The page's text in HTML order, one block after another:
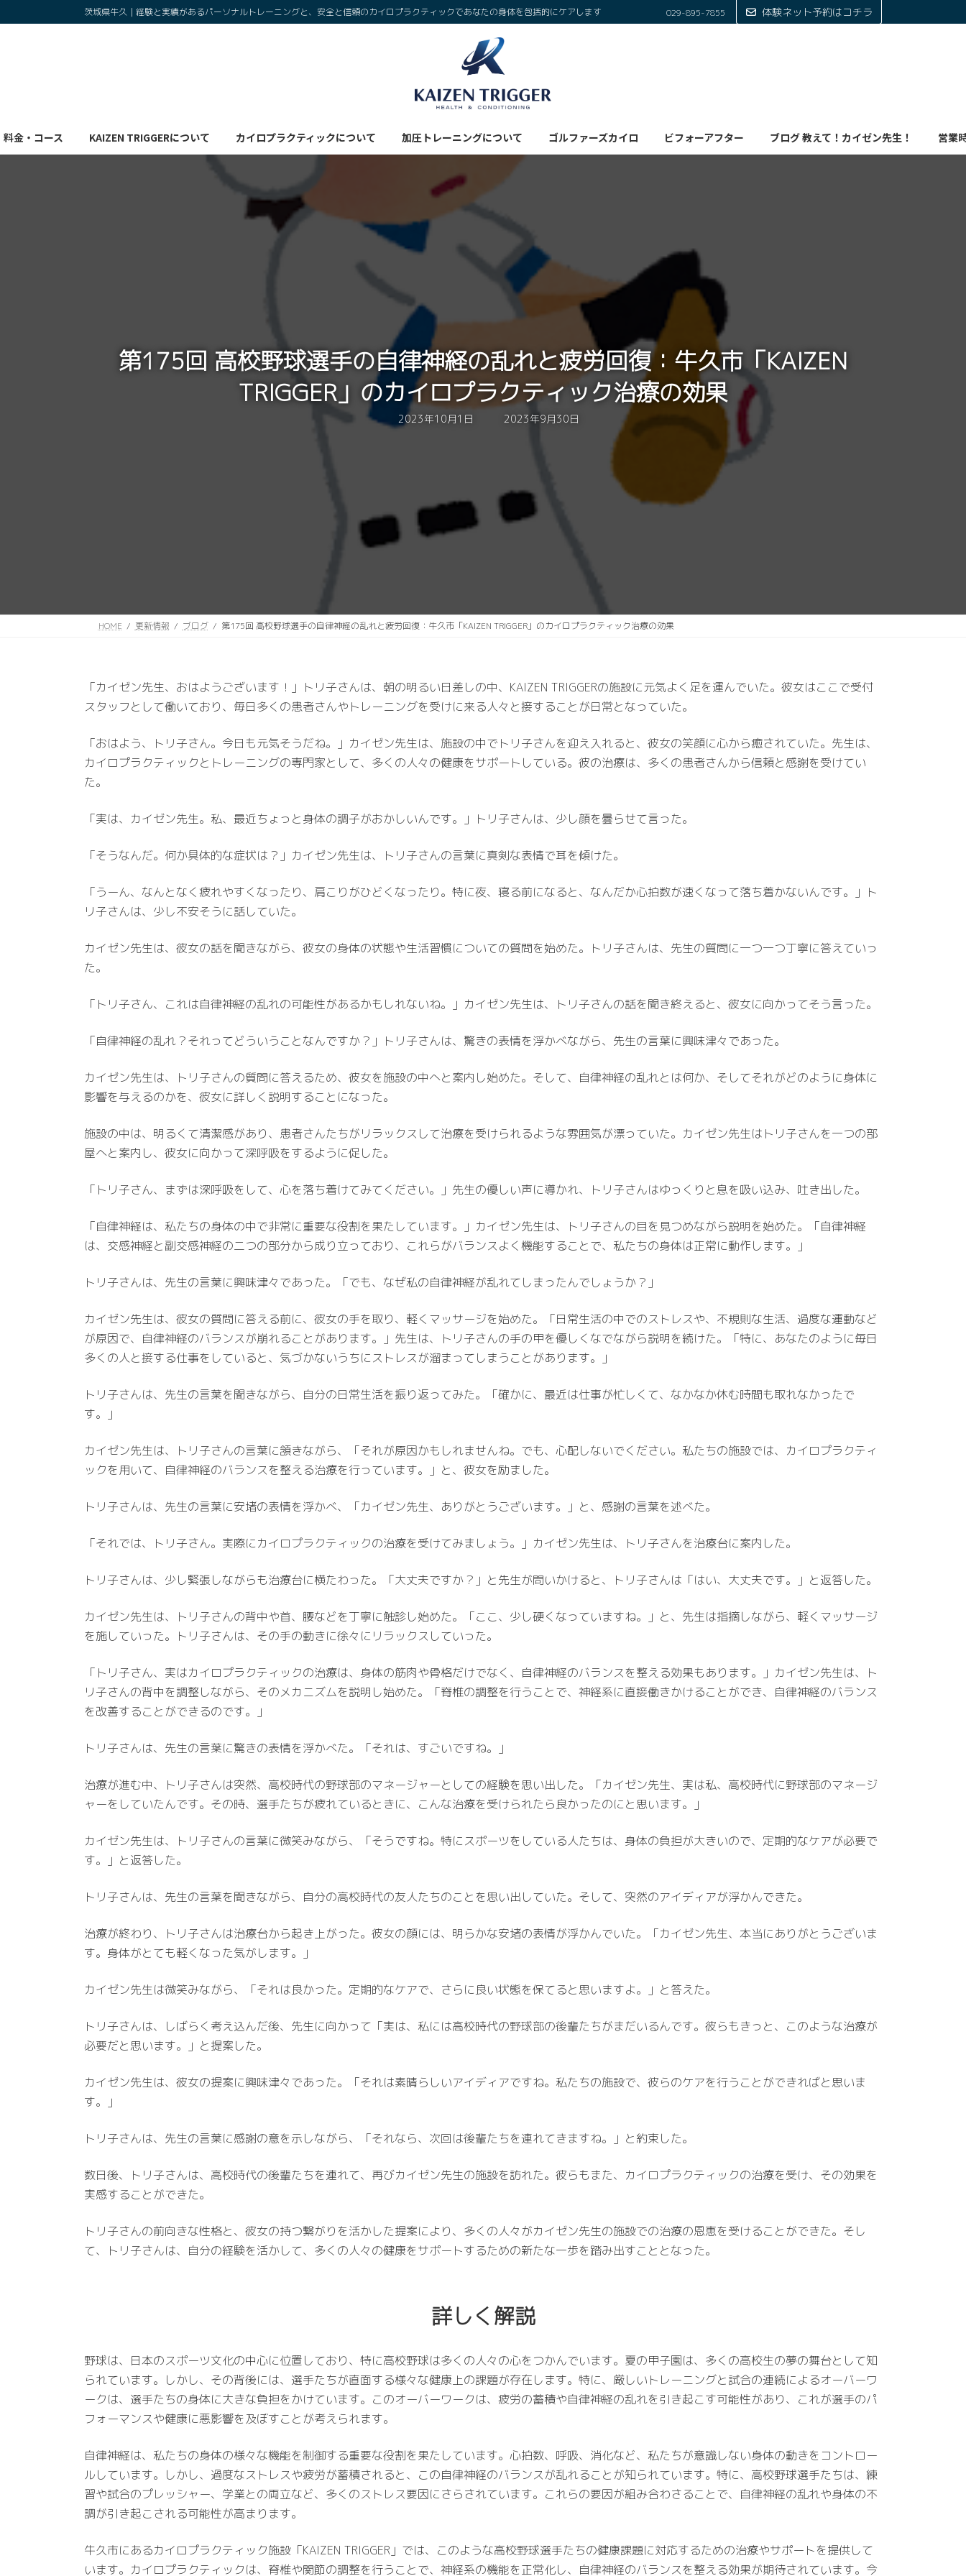
ン
ッ
プ
ビ
移
動
茨城県牛久｜経験と実績があるパーソナルトレーニングと、安全と信頼のカイロプラクティックであなたの身体を包括的にケアします 029-895-7855 体験ネット予約はコチラ
料金・コース KAIZEN TRIGGERについて カイロプラクティックについて 加圧トレーニングについて ゴルファーズカイロ ビフォーアフター ブログ 教えて！カイゼン先生！ 営業
第175回 高校野球選手の自律神経の乱れと疲労回復：牛久市「KAIZEN
TRIGGER」のカイロプラクティック治療の効果
2023年10月1日 最
2023年9月30日
HOME 更新情報 ブログ 第175回 高校野球選手の自律神経の乱れと疲労回復：牛久市「KAIZEN TRIGGER」のカイロプラクティック治療の効果
「カイゼン先生、おはようございます！」トリ子さんは、朝の明るい日差しの中、KAIZEN TRIGGERの施設に元気よく足を運んでいた。彼女はここで受付
スタッフとして働いており、毎日多くの患者さんやトレーニングを受けに来る人々と接することが日常となっていた。
「おはよう、トリ子さん。今日も元気そうだね。」カイゼン先生は、施設の中でトリ子さんを迎え入れると、彼女の笑顔に心から癒されていた。先生は、
カイロプラクティックとトレーニングの専門家として、多くの人々の健康をサポートしている。彼の治療は、多くの患者さんから信頼と感謝を受けてい
た。
「実は、カイゼン先生。私、最近ちょっと身体の調子がおかしいんです。」トリ子さんは、少し顔を曇らせて言った。
「そうなんだ。何か具体的な症状は？」カイゼン先生は、トリ子さんの言葉に真剣な表情で耳を傾けた。
「うーん、なんとなく疲れやすくなったり、肩こりがひどくなったり。特に夜、寝る前になると、なんだか心拍数が速くなって落ち着かないんです。」ト
リ子さんは、少し不安そうに話していた。
カイゼン先生は、彼女の話を聞きながら、彼女の身体の状態や生活習慣についての質問を始めた。トリ子さんは、先生の質問に一つ一つ丁寧に答えていっ
た。
「トリ子さん、これは自律神経の乱れの可能性があるかもしれないね。」カイゼン先生は、トリ子さんの話を聞き終えると、彼女に向かってそう言った。
「自律神経の乱れ？それってどういうことなんですか？」トリ子さんは、驚きの表情を浮かべながら、先生の言葉に興味津々であった。
カイゼン先生は、トリ子さんの質問に答えるため、彼女を施設の中へと案内し始めた。そして、自律神経の乱れとは何か、そしてそれがどのように身体に
影響を与えるのかを、彼女に詳しく説明することになった。
施設の中は、明るくて清潔感があり、患者さんたちがリラックスして治療を受けられるような雰囲気が漂っていた。カイゼン先生はトリ子さんを一つの部
屋へと案内し、彼女に向かって深呼吸をするように促した。
「トリ子さん、まずは深呼吸をして、心を落ち着けてみてください。」先生の優しい声に導かれ、トリ子さんはゆっくりと息を吸い込み、吐き出した。
「自律神経は、私たちの身体の中で非常に重要な役割を果たしています。」カイゼン先生は、トリ子さんの目を見つめながら説明を始めた。「自律神経
は、交感神経と副交感神経の二つの部分から成り立っており、これらがバランスよく機能することで、私たちの身体は正常に動作します。」
トリ子さんは、先生の言葉に興味津々であった。「でも、なぜ私の自律神経が乱れてしまったんでしょうか？」
カイゼン先生は、彼女の質問に答える前に、彼女の手を取り、軽くマッサージを始めた。「日常生活の中でのストレスや、不規則な生活、過度な運動など
が原因で、自律神経のバランスが崩れることがあります。」先生は、トリ子さんの手の甲を優しくなでながら説明を続けた。「特に、あなたのように毎日
多くの人と接する仕事をしていると、気づかないうちにストレスが溜まってしまうことがあります。」
トリ子さんは、先生の言葉を聞きながら、自分の日常生活を振り返ってみた。「確かに、最近は仕事が忙しくて、なかなか休む時間も取れなかったで
す。」
カイゼン先生は、トリ子さんの言葉に頷きながら、「それが原因かもしれませんね。でも、心配しないでください。私たちの施設では、カイロプラクティ
ックを用いて、自律神経のバランスを整える治療を行っています。」と、彼女を励ました。
トリ子さんは、先生の言葉に安堵の表情を浮かべ、「カイゼン先生、ありがとうございます。」と、感謝の言葉を述べた。
「それでは、トリ子さん。実際にカイロプラクティックの治療を受けてみましょう。」カイゼン先生は、トリ子さんを治療台に案内した。
トリ子さんは、少し緊張しながらも治療台に横たわった。「大丈夫ですか？」と先生が問いかけると、トリ子さんは「はい、大丈夫です。」と返答した。
カイゼン先生は、トリ子さんの背中や首、腰などを丁寧に触診し始めた。「ここ、少し硬くなっていますね。」と、先生は指摘しながら、軽くマッサージ
を施していった。トリ子さんは、その手の動きに徐々にリラックスしていった。
「トリ子さん、実はカイロプラクティックの治療は、身体の筋肉や骨格だけでなく、自律神経のバランスを整える効果もあります。」カイゼン先生は、ト
リ子さんの背中を調整しながら、そのメカニズムを説明し始めた。「脊椎の調整を行うことで、神経系に直接働きかけることができ、自律神経のバランス
を改善することができるのです。」
トリ子さんは、先生の言葉に驚きの表情を浮かべた。「それは、すごいですね。」
治療が進む中、トリ子さんは突然、高校時代の野球部のマネージャーとしての経験を思い出した。「カイゼン先生、実は私、高校時代に野球部のマネージ
ャーをしていたんです。その時、選手たちが疲れているときに、こんな治療を受けられたら良かったのにと思います。」
カイゼン先生は、トリ子さんの言葉に微笑みながら、「そうですね。特にスポーツをしている人たちは、身体の負担が大きいので、定期的なケアが必要で
す。」と返答した。
トリ子さんは、先生の言葉を聞きながら、自分の高校時代の友人たちのことを思い出していた。そして、突然のアイディアが浮かんできた。
治療が終わり、トリ子さんは治療台から起き上がった。彼女の顔には、明らかな安堵の表情が浮かんでいた。「カイゼン先生、本当にありがとうございま
す。身体がとても軽くなった気がします。」
カイゼン先生は微笑みながら、「それは良かった。定期的なケアで、さらに良い状態を保てると思いますよ。」と答えた。
トリ子さんは、しばらく考え込んだ後、先生に向かって「実は、私には高校時代の野球部の後輩たちがまだいるんです。彼らもきっと、このような治療が
必要だと思います。」と提案した。
カイゼン先生は、彼女の提案に興味津々であった。「それは素晴らしいアイディアですね。私たちの施設で、彼らのケアを行うことができればと思いま
す。」
トリ子さんは、先生の言葉に感謝の意を示しながら、「それなら、次回は後輩たちを連れてきますね。」と約束した。
数日後、トリ子さんは、高校時代の後輩たちを連れて、再びカイゼン先生の施設を訪れた。彼らもまた、カイロプラクティックの治療を受け、その効果を
実感することができた。
トリ子さんの前向きな性格と、彼女の持つ繋がりを活かした提案により、多くの人々がカイゼン先生の施設での治療の恩恵を受けることができた。そし
て、トリ子さんは、自分の経験を活かして、多くの人々の健康をサポートするための新たな一歩を踏み出すこととなった。
詳しく解説
野球は、日本のスポーツ文化の中心に位置しており、特に高校野球は多くの人々の心をつかんでいます。夏の甲子園は、多くの高校生の夢の舞台として知
られています。しかし、その背後には、選手たちが直面する様々な健康上の課題が存在します。特に、厳しいトレーニングと試合の連続によるオーバーワ
ークは、選手たちの身体に大きな負担をかけています。このオーバーワークは、疲労の蓄積や自律神経の乱れを引き起こす可能性があり、これが選手のパ
フォーマンスや健康に悪影響を及ぼすことが考えられます。
自律神経は、私たちの身体の様々な機能を制御する重要な役割を果たしています。心拍数、呼吸、消化など、私たちが意識しない身体の動きをコントロー
ルしています。しかし、過度なストレスや疲労が蓄積されると、この自律神経のバランスが乱れることが知られています。特に、高校野球選手たちは、練
習や試合のプレッシャー、学業との両立など、多くのストレス要因にさらされています。これらの要因が組み合わさることで、自律神経の乱れや身体の不
調が引き起こされる可能性が高まります。
牛久市にあるカイロプラクティック施設「KAIZEN TRIGGER」では、このような高校野球選手たちの健康課題に対応するための治療やサポートを提供して
います。カイロプラクティックは、脊椎や関節の調整を行うことで、神経系の機能を正常化し、自律神経のバランスを整える効果が期待されています。今